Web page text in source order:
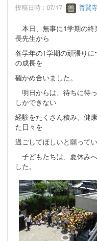
投稿日時 : 07/17 普賢
本日、無事に1学期の終
長先生から
各学年の1学期の頑張り
の成長を
確かめ合いました。
明日からは、待ちに待
しかできない
経験をたくさん積み、健
た日々を
過ごしてほしいと願ってい
子どもたちは、夏休み
した。